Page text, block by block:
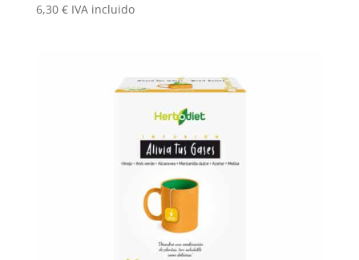
6,30 € IVA incluido